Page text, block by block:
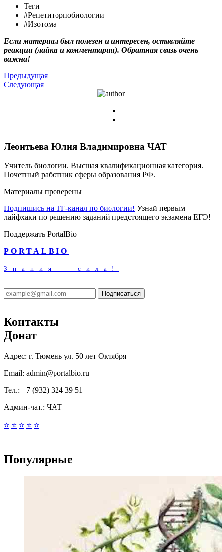
Теги
#Репетиторпобиологии
#Изотома
Если материал был полезен и интересен, оставляйте
реакции (лайки и комментарии). Обратная связь очень
важна!
Предыдущая
Следующая
Леонтьева Юлия Владимировна ЧАТ
Учитель биологии. Высшая квалификационная категория.
Почетный работник сферы образования РФ.
Материалы проверены
Подпишись на ТГ-канал по биологии! Узнай первым
лайфхаки по решению заданий предстоящего экзамена ЕГЭ!
Поддержать PortalBio
PORTALBIO
Знания - сила!
Подписаться
Контакты
Донат
Адрес: г. Тюмень ул. 50 лет Октября
Email: admin@portalbio.ru
Тел.: +7 (932) 324 39 51
Админ-чат.: ЧАТ
⭐ ⭐ ⭐ ⭐ ⭐
Популярные